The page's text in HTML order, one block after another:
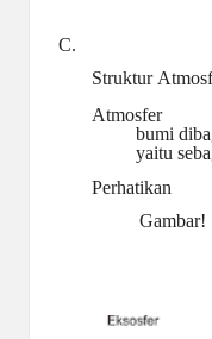
C.
Struktur
Atmosfer
bumi
yaitu
Perhatikan
Gambar!